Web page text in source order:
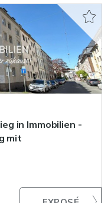
in Immobilien -
mit